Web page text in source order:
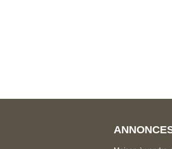
bureau. S'ajoutent une buanderie, une